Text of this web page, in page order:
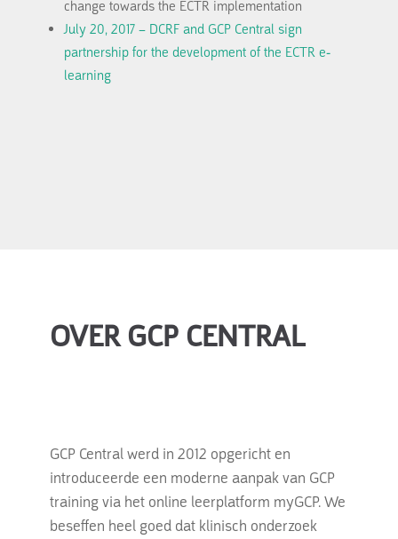
change towards the ECTR implementation
July 20, 2017 – DCRF and GCP Central sign
partnership for the development of the ECTR e-
learning
OVER GCP CENTRAL
GCP Central werd in 2012 opgericht en
introduceerde een moderne aanpak van GCP
training via het online leerplatform myGCP. We
beseffen heel goed dat klinisch onderzoek